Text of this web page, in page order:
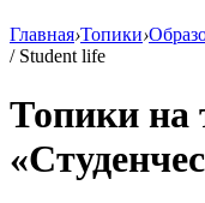
Главная›Топики›
/ Student life
Топики на